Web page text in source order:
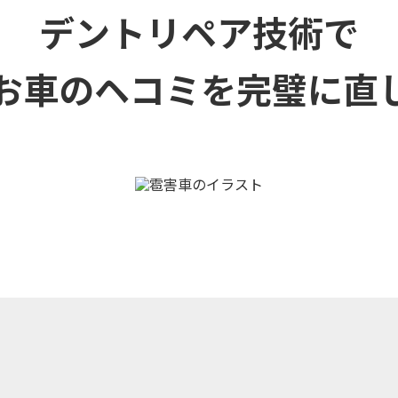
デントリペア技術で
車のヘコミを完璧に直